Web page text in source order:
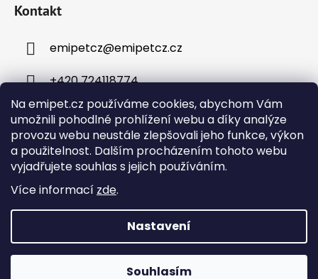
Na emipet.cz používáme cookies, abychom Vám
umožnili pohodlné prohlížení webu a díky analýze
provozu webu neustále zlepšovali jeho funkce, výkon
a použitelnost. Dalším procházením tohoto webu
vyjadřujete souhlas s jejich používáním.
Více informací zde.
Nastavení
Souhlasím
Objednávky přijaté v pracovní dny do 12:00 budou
odeslány následující pracovní den, pokud je zboží
Kontakt
emipetcz@emipetcz.cz
+420 724118774
Instagram
Vytvořil Shoptet
Copyright 2026Emipet – chovatelské potřeby
. Všechna práva vyhrazena.